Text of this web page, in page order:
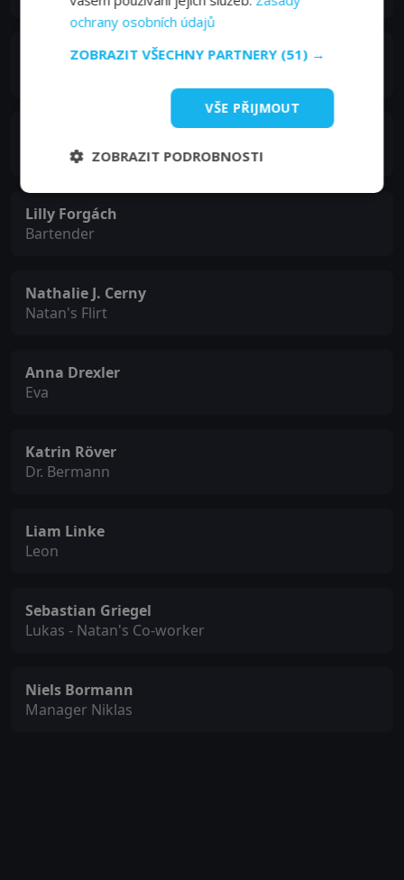
Tom Kreß
Nora's Mother
Lilly Forgách
Bartender
Nathalie J. Cerny
Natan's Flirt
Anna Drexler
Eva
Katrin Röver
Dr. Bermann
Liam Linke
Leon
Sebastian Griegel
Lukas - Natan's Co-worker
Niels Bormann
Manager Niklas
ochrany osobních údajů
ZOBRAZIT VŠECHNY PARTNERY (51) →
VŠE PŘIJMOUT
ZOBRAZIT PODROBNOSTI